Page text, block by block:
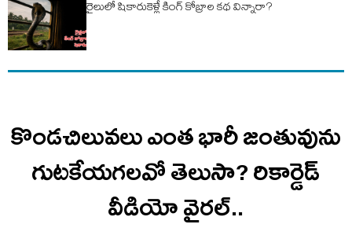
రైలులో షికారుకెళ్లే కింగ్‌ కోబ్రాల కథ విన్నారా?
కొండచిలువలు ఎంత భారీ జంతువును
గుటకేయగలవో తెలుసా? రికార్డెడ్‌
వీడియో వైరల్‌..